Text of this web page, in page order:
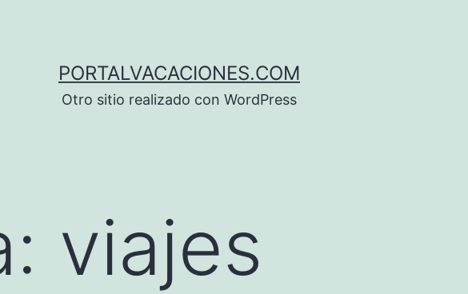
PORTALVACACIONES.COM
Otro sitio realizado con WordPress
viajes